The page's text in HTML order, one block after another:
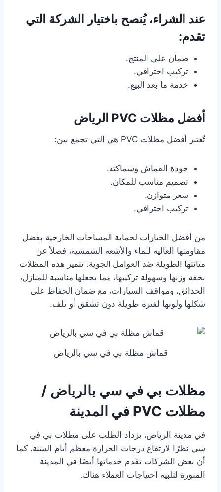
عند الشراء، يُنصح باختيار الشركة التي
تقدم:
ضمان على المنتج.
تركيب احترافي.
خدمة ما بعد البيع.
أفضل مظلات PVC الرياض
تُعتبر أفضل مظلات PVC هي التي تجمع بين:
جودة القماش وسماكته.
تصميم مناسب للمكان.
سعر متوازن.
تركيب احترافي.
من أفضل الخيارات لحماية المساحات الخارجية بفضل
مقاومتها العالية للماء والأشعة الشمسية، فضلاً عن
متانتها الطويلة ضد العوامل الجوية. تتميز هذه المظلات
بخفة وزنها وسهولة تركيبها، مما يجعلها مناسبة للمنازل،
الحدائق، ومواقف السيارات، مع ضمان الحفاظ على
شكلها ولونها لفترة طويلة دون تشقق أو تلف.
قماش مظلة بي في سي بالرياض
مظلات بي في سي بالرياض /
مظلات PVC في المدينة
في مدينة الرياض، يزداد الطلب على مظلات بي في
سي نظرًا لارتفاع درجات الحرارة معظم أيام السنة. كما
أن بعض الشركات تقدم خدماتها أيضًا في المدينة
المنورة لتلبية احتياجات العملاء هناك.